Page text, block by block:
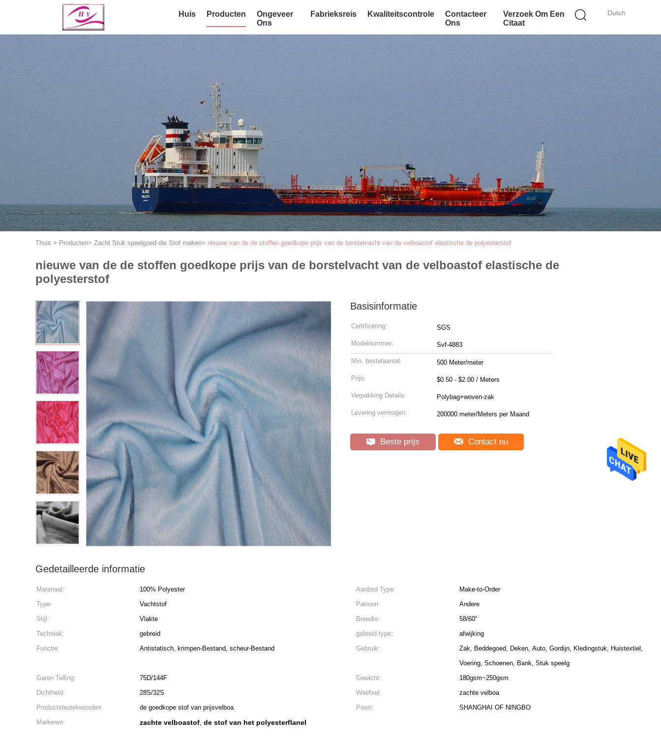
Dutch
Huis Producten
Ongeveer
Ons
Fabrieksreis Kwaliteitscontrole
Contacteer
Ons
Verzoek Om Een
Citaat
Thuis > Producten> Zacht Stuk speelgoed die Stof maken> nieuwe van de de stoffen goedkope prijs van de borstelvacht van de velboastof elastische de polyesterstof
nieuwe van de de stoffen goedkope prijs van de borstelvacht van de velboastof elastische de
polyesterstof
Basisinformatie
Certificering: SGS
Modelnummer: Svf-4883
Min. bestelaantal: 500 Meter/meter
Prijs: $0.50 - $2.00 / Meters
Verpakking Details: Polybag+woven-zak
Levering vermogen: 200000 meter/Meters per Maand
Beste prijs Contact nu
Gedetailleerde informatie
Materiaal: 100% Polyester Aanbod Type:
Make-to-Order
Type:
Vachtstof Patroon:
Andere
Stijl:
Vlakte Breedte:
58/60“
Techniek:
gebreid gebreid type:
afwijking
Functie:
Antistatisch, krimpen-Bestand, scheur-Bestand Gebruik:
Zak, Beddegoed, Deken, Auto, Gordijn, Kledingstuk, Huistextiel,
Voering, Schoenen, Bank, Stuk speelg
Garen Telling:
75D/144F Gewicht:
180gsm~250gsm
Dichtheid:
28S/32S Weefsel:
zachte velboa
Productsleutelwoorden:
de goedkope stof van prijsvelboa Poort:
SHANGHAI OF NINGBO
Markeren:
zachte velboastof, de stof van het polyesterflanel